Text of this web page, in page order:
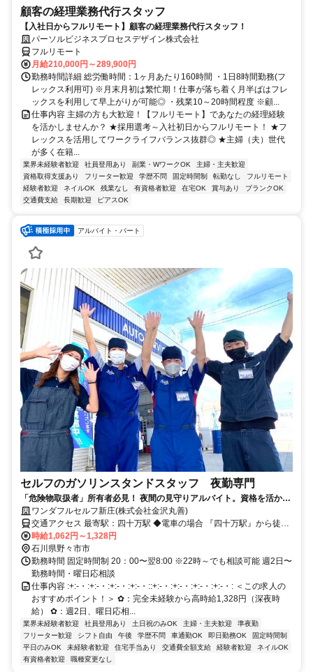
顧客の経理業務代行スタッフ
【入社日からフルリモート】顧客の経理業務代行スタッフ！
パーソルビジネスプロセスデザイン株式会社
フルリモート
月給210,000円～289,900円
勤務時間詳細 総労働時間：1ヶ月あたり160時間 ・1日8時間勤務(フ
レックス利用可) ※月末月初は繁忙期！仕事が落ち着く月半ばはフレ
ックスを利用して早上がりが可能◎ ・残業10～20時間程度 ※顧...
仕事内容 主婦の方も大歓迎！【フルリモート】であなたの経理経験
を活かしませんか？ ★採用選考～入社初日からフルリモート！ ★フ
レックスを活用してワークライフバランス抜群◎ ★主婦（夫）世代
が多く在籍...
業界未経験者歓迎 社員登用あり 副業・WワークOK
主婦・主夫歓迎
資格取得支援あり
フリーター歓迎 学歴不問 固定時間制 転勤なし
フルリモート
経験者歓迎
ネイルOK 残業なし 有資格者歓迎 在宅OK 賞与あり
ブランクOK
交通費支給
長期歓迎 ピアスOK
アルバイト・パート
セルフのガソリンスタンドスタッフ 夜勤専門
「危険物取扱者」所有者必見！ 夜間の見守りアルバイト。資格を活かし
て、高収入が得られます
ワンダフルセルフ新庄(株式会社金沢丸善)
交通アクセス 最寄駅：四十万駅 ◆電車の場合 『四十万駅』から徒歩
20分 ◆車の場合 山側環状線「新庄交差点」から車で1分
時給1,062円～1,328円
石川県野々市市
勤務時間 固定時間制 20：00〜翌8:00 ※22時～でも相談可能 週2日〜
勤務時間・曜日応相談
仕事内容 :+:-・:+:-・:+:-・:+:-・::+:-・:+:-・:+:-・:+:-・: ＜この求人の
おすすめポイント！＞ ✿：完全未経験から高時給1,328円（深夜時
給） ✿：週2日、曜日応相...
業界未経験者歓迎 社員登用あり 土日祝のみOK 主婦・主夫歓迎
準夜勤
フリーター歓迎
シフト自由 午後 学歴不問 車通勤OK 即日勤務OK
固定時間制
平日のみOK
未経験者歓迎 住宅手当あり 交通費全額支給 経験者歓迎
ネイルOK
有資格者歓迎
職種変更なし